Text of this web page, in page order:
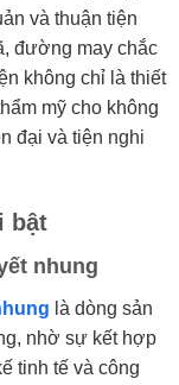
và thuận tiện
đường may chắc
không chỉ là thiết
mỹ cho không
đại và tiện nghi
bật
nhung
là dòng sản
nhờ sự kết hợp
tinh tế và công